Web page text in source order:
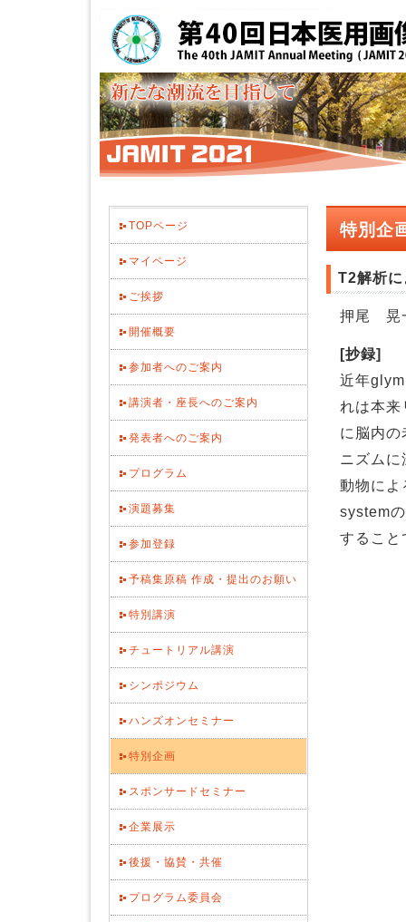
特別企
T2解析
押尾 晃
[抄録]
近年
れは本
に脳内
ニズム
動物に
system
すること
TOPページ
マイページ
ご挨拶
開催概要
参加者へのご案内
講演者・座長へのご案内
発表者へのご案内
プログラム
演題募集
参加登録
予稿集原稿 作成・提出のお願い
特別講演
チュートリアル講演
シンポジウム
ハンズオンセミナー
特別企画
スポンサードセミナー
企業展示
後援・協賛・共催
プログラム委員会